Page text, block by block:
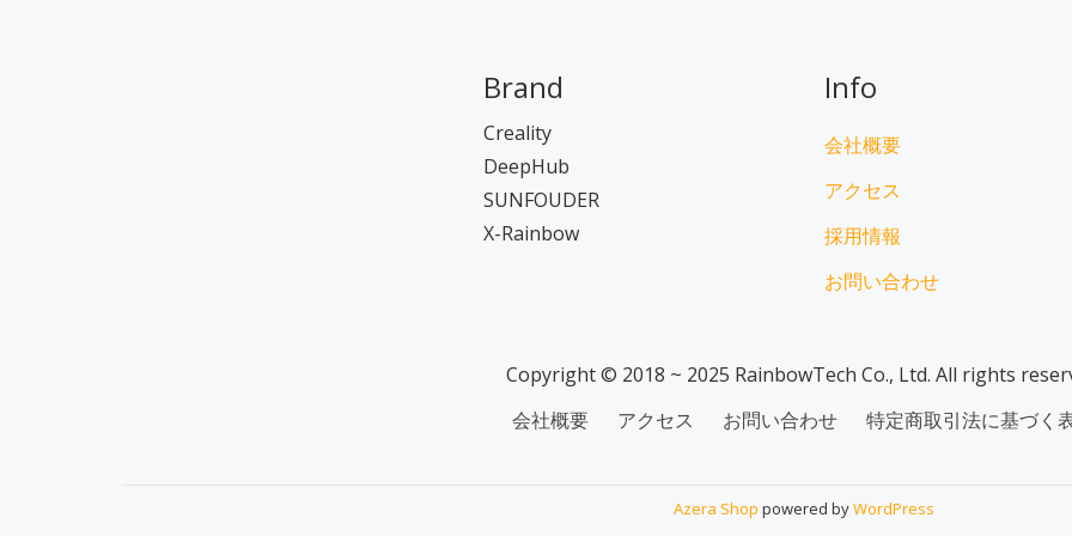
Brand
Creality
DeepHub
SUNFOUDER
X-Rainbow
Info
会社概要
アクセス
採用情報
お問い合わせ
Copyright © 2018 ~ 2025 RainbowTech Co., Ltd. All rights
会社概要 アクセス お問い合わせ 特定商取引法に基づく
Azera Shop powered byWordPress